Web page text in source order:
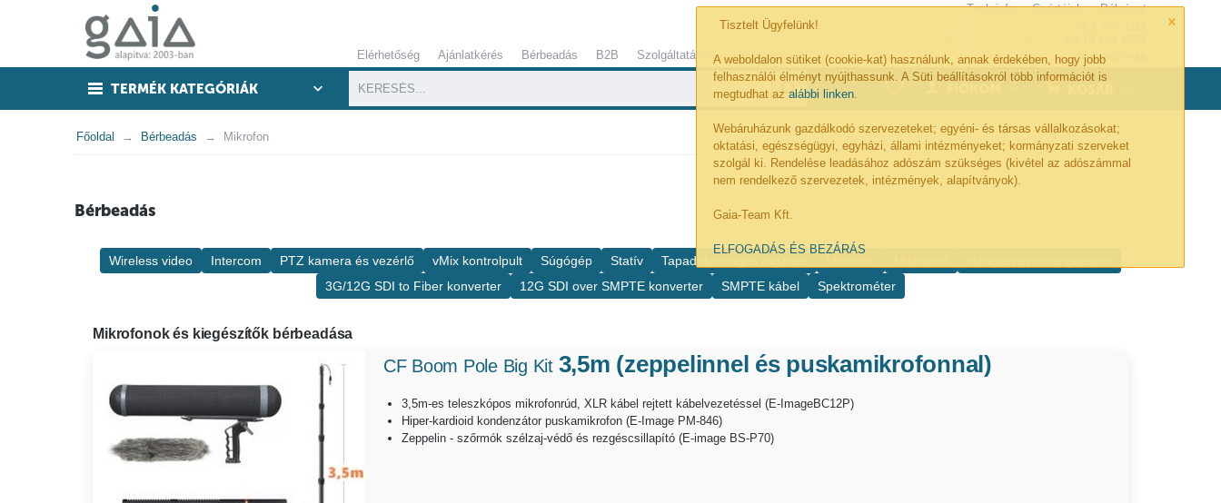
×
Tisztelt Ügyfelünk!
A weboldalon sütiket (cookie-kat) használunk, annak érdekében, hogy jobb
felhasználói élményt nyújthassunk. A Süti beállításokról több információt is
megtudhat azalábbi linken.
Webáruházunk gazdálkodó szervezeteket; egyéni- és társas vállalkozásokat;
oktatási, egészségügyi, egyházi, állami intézményeket; kormányzati szerveket
szolgál ki. Rendelése leadásához adószám szükséges (kivétel az adószámmal
nem rendelkező szervezetek, intézmények, alapítványok).
Gaia-Team Kft.
ELFOGADÁS ÉS BEZÁRÁS
Tech-info Gyártóink Pályázat
Elérhetőség Ajánlatkérés Bérbeadás B2B Szolgáltatások Referenciák Visszahívás
TERMÉK KATEGÓRIÁK
0
Főoldal Bérbeadás Mikrofon
Bérbeadás
Wireless video Intercom PTZ kamera és vezérlő vMix kontrolpult Súgógép Statív Tapadókorongos rögzítés
3G/12G SDI to Fiber konverter
12G SDI over SMPTE konverter SMPTE kábel Spektrométer
Mikrofonok és kiegészítők bérbeadása
CF Boom Pole Big Kit 3,5m (zeppelinnel és puskamikrofonnal)
3,5m-es teleszkópos mikrofonrúd, XLR kábel rejtett kábelvezetéssel (E-ImageBC12P)
Hiper-kardioid kondenzátor puskamikrofon (E-Image PM-846)
Zeppelin - szőrmók szélzaj-védő és rezgéscsillapító (E-image BS-P70)